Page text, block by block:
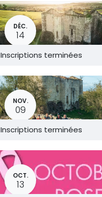
DÉC.
14
Inscriptions terminées
NOV.
09
Inscriptions terminées
OCT.
13